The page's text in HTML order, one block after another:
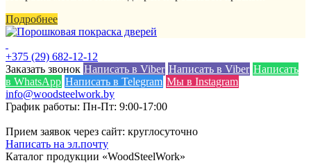
Подробнее
+375 (29) 682-12-12
Заказать звонок Написать в Viber Написать в Viber Написать
в WhatsApp Написать в Telegram Мы в Instagram
info@woodsteelwork.by
График работы: Пн-Пт: 9:00-17:00
Прием заявок через сайт: круглосуточно
Написать на эл.почту
Каталог продукции «WoodSteelWork»